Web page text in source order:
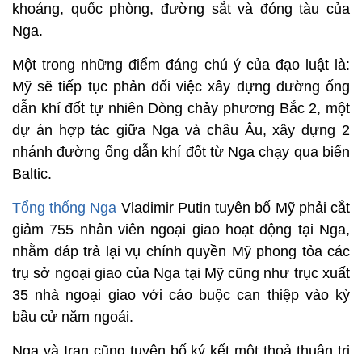
khoáng, quốc phòng, đường sắt và đóng tàu của
Nga.
Một trong những điểm đáng chú ý của đạo luật là:
Mỹ sẽ tiếp tục phản đối việc xây dựng đường ống
dẫn khí đốt tự nhiên Dòng chảy phương Bắc 2, một
dự án hợp tác giữa Nga và châu Âu, xây dựng 2
nhánh đường ống dẫn khí đốt từ Nga chạy qua biển
Baltic.
Tổng thống Nga Vladimir Putin tuyên bố Mỹ phải cắt
giảm 755 nhân viên ngoại giao hoạt động tại Nga,
nhằm đáp trả lại vụ chính quyền Mỹ phong tỏa các
trụ sở ngoại giao của Nga tại Mỹ cũng như trục xuất
35 nhà ngoại giao với cáo buộc can thiệp vào kỳ
bầu cử năm ngoái.
Nga và Iran cũng tuyên bố ký kết một thoả thuận trị